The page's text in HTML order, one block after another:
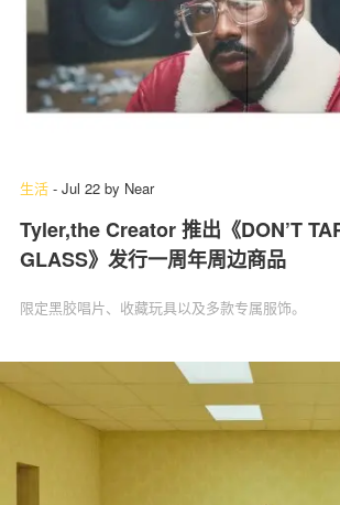
生活 - Jul 22 by Near
Tyler,the Creator 推出《DON’T
GLASS》发行一周年周边商品
限定黑胶唱片、收藏玩具以及多款专属服饰。